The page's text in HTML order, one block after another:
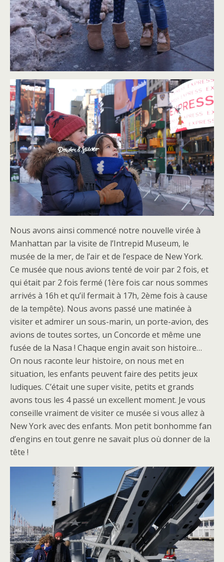
Nous avons ainsi commencé notre nouvelle virée à
Manhattan par la visite de l’Intrepid Museum, le
musée de la mer, de l’air et de l’espace de New York.
Ce musée que nous avions tenté de voir par 2 fois, et
qui était par 2 fois fermé (1ère fois car nous sommes
arrivés à 16h et qu’il fermait à 17h, 2ème fois à cause
de la tempête). Nous avons passé une matinée à
visiter et admirer un sous-marin, un porte-avion, des
avions de toutes sortes, un Concorde et même une
fusée de la Nasa ! Chaque engin avait son histoire…
On nous raconte leur histoire, on nous met en
situation, les enfants peuvent faire des petits jeux
ludiques. C’était une super visite, petits et grands
avons tous les 4 passé un excellent moment. Je vous
conseille vraiment de visiter ce musée si vous allez à
New York avec des enfants. Mon petit bonhomme fan
d’engins en tout genre ne savait plus où donner de la
tête !